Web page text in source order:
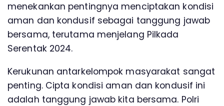
menekankan pentingnya menciptakan kondisi
aman dan kondusif sebagai tanggung jawab
bersama, terutama menjelang Pilkada
Serentak 2024.
Kerukunan antarkelompok masyarakat sangat
penting. Cipta kondisi aman dan kondusif ini
adalah tanggung jawab kita bersama. Polri